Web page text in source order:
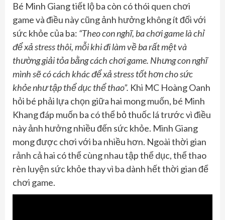
Bé Minh Giang tiết lộ ba còn có thói quen chơi
game và điều này cũng ảnh hưởng không ít đối với
sức khỏe của ba: “Theo con nghĩ, ba chơi game là chỉ
để xả stress thôi, mỗi khi đi làm về ba rất mệt và
thường giải tỏa bằng cách chơi game. Nhưng con nghĩ
mình sẽ có cách khác để xả stress tốt hơn cho sức
khỏe như tập thể dục thể thao”. Khi MC Hoàng Oanh
hỏi bé phải lựa chọn giữa hai mong muốn, bé Minh
Khang đáp muốn ba có thể bỏ thuốc lá trước vì điều
này ảnh hưởng nhiều đến sức khỏe. Minh Giang
mong được chơi với ba nhiều hơn. Ngoài thời gian
rảnh cả hai có thể cùng nhau tập thể dục, thể thao
rèn luyện sức khỏe thay vì ba dành hết thời gian để
chơi game.